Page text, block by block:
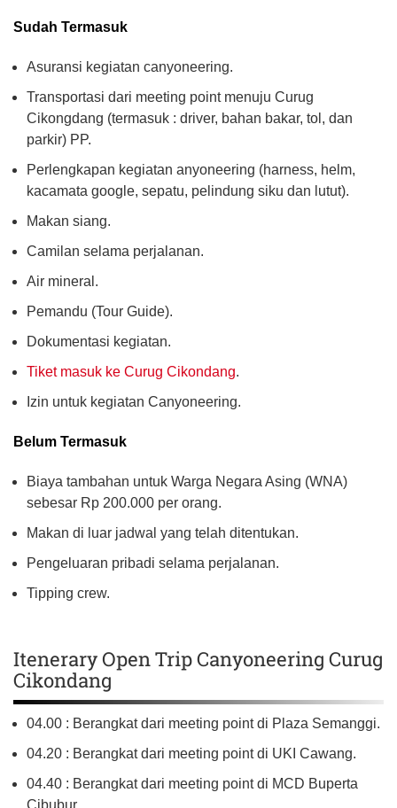
Sudah Termasuk
Asuransi kegiatan canyoneering.
Transportasi dari meeting point menuju Curug
Cikongdang (termasuk : driver, bahan bakar, tol, dan
parkir) PP.
Perlengkapan kegiatan anyoneering (harness, helm,
kacamata google, sepatu, pelindung siku dan lutut).
Makan siang.
Camilan selama perjalanan.
Air mineral.
Pemandu (Tour Guide).
Dokumentasi kegiatan.
Tiket masuk ke Curug Cikondang.
Izin untuk kegiatan Canyoneering.
Belum Termasuk
Biaya tambahan untuk Warga Negara Asing (WNA)
sebesar Rp 200.000 per orang.
Makan di luar jadwal yang telah ditentukan.
Pengeluaran pribadi selama perjalanan.
Tipping crew.
Itenerary Open Trip Canyoneering Curug
Cikondang
04.00 : Berangkat dari meeting point di Plaza Semanggi.
04.20 : Berangkat dari meeting point di UKI Cawang.
04.40 : Berangkat dari meeting point di MCD Buperta
Cibubur.